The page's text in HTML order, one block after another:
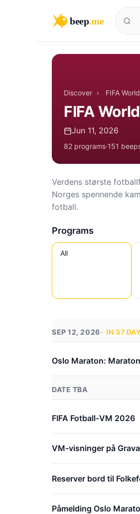
beep.me
Discover › FIFA
FIFA
Jun 11, 2026
82 programs·151
Verdens største
Norges spennende
fotball.
Programs
All
SEP 12, 2026 IN 37
Oslo Maraton:
DATE TBA
FIFA Fotball-VM 2026
VM-visninger på
Reserver bord til
Påmelding Oslo